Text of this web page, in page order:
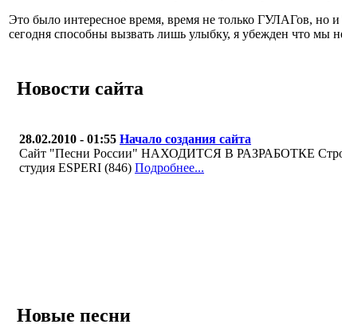
Это было интересное время, время не только ГУЛАГов, но
сегодня способны вызвать лишь улыбку, я убежден что мы
Новости сайта
28.02.2010 - 01:55 Начало создания сайта
Сайт "Песни России" НАХОДИТСЯ В РАЗРАБОТКЕ
студия ESPERI (846) Подробнее...
Новые песни